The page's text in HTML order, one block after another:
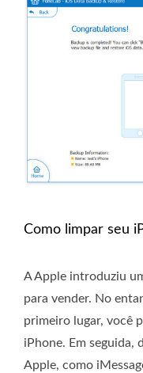
Como limpar seu
A Apple introduziu
para vender. No
primeiro lugar, você
iPhone. Em seguida,
Apple, como